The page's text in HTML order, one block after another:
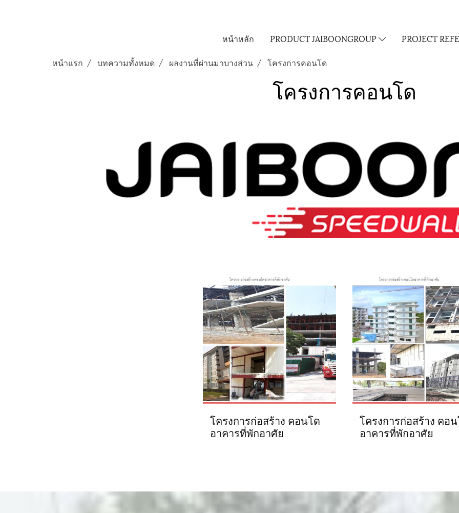
หน้าหลัก PRODUCT JAIBOONGROUP PROJECT
หน้าแรก บทความทั้งหมด ผลงานที่ผ่านมาบางส่วน โครงการคอนโด
โครงการคอนโด
โครงการก่อสร้าง คอนโด
อาคารที่พักอาศัย
โครงการก่อสร้าง คอ
อาคารที่พักอาศัย